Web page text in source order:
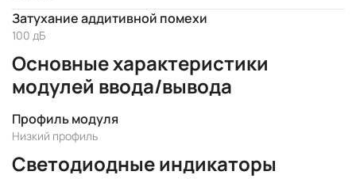
Затухание аддитивной помехи
100 дБ
Основные характеристики
модулей ввода/вывода
Профиль модуля
Низкий профиль
Светодиодные индикаторы